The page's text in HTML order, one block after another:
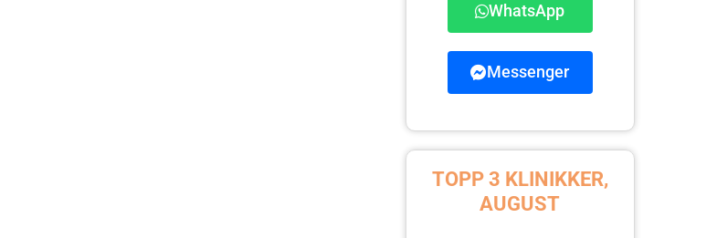
WhatsApp
Messenger
TOPP 3 KLINIKKER,
AUGUST